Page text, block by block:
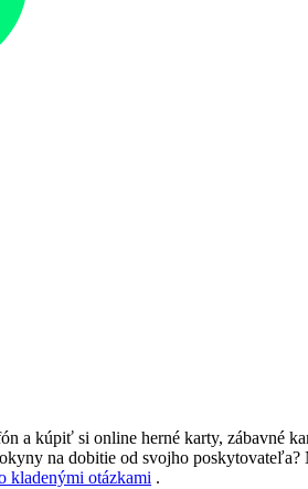
a kúpiť si online herné karty, zábavné
na dobitie od svojho
kladenými otázkami .